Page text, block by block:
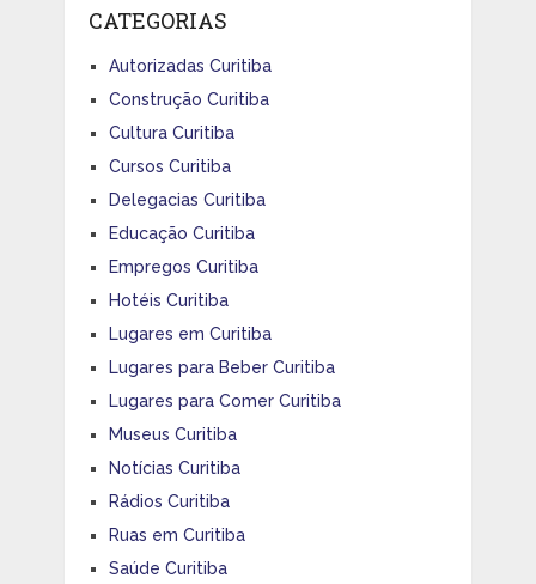
CATEGORIAS
Autorizadas Curitiba
Construção Curitiba
Cultura Curitiba
Cursos Curitiba
Delegacias Curitiba
Educação Curitiba
Empregos Curitiba
Hotéis Curitiba
Lugares em Curitiba
Lugares para Beber Curitiba
Lugares para Comer Curitiba
Museus Curitiba
Notícias Curitiba
Rádios Curitiba
Ruas em Curitiba
Saúde Curitiba